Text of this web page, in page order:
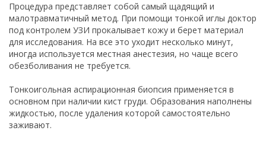
Процедура представляет собой самый щадящий и
малотравматичный метод. При помощи тонкой иглы доктор
под контролем УЗИ прокалывает кожу и берет материал
для исследования. На все это уходит несколько минут,
иногда используется местная анестезия, но чаще всего
обезболивания не требуется.
Тонкоигольная аспирационная биопсия применяется в
основном при наличии кист груди. Образования наполнены
жидкостью, после удаления которой самостоятельно
заживают.